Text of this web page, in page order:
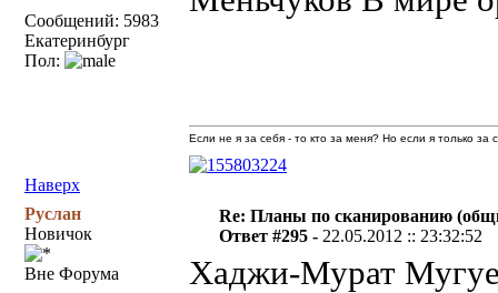
Сообщений: 5983
Екатеринбург
Пол:
Наверх
Если не я за себя - то кто за меня? Но если я только
Руслан
Новичок
Вне Форума
Re: Планы по сканированию
Ответ #295 - 22.05.2012 :: 23:32:52
Хаджи-Мурат